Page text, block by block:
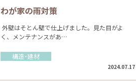
わが家の雨対策
外壁はそとん壁で仕上げました。見た目がよ
く、メンテナンスがあ…
構造・建材
2024.07.17